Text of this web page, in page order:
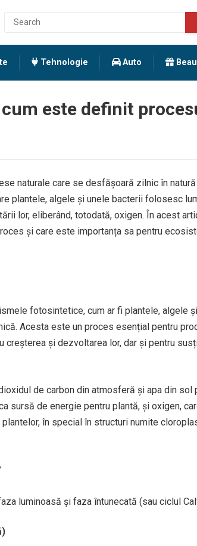
Tehnologie Auto
este definit
naturale care se desfășoară zilnic în
plantele, algele și unele bacterii folosesc
lor, eliberând, totodată, oxigen. În acest
și care este importanța sa pentru
fotosintetice, cum ar fi plantele, algele
Acesta este un proces esențial pentru
și dezvoltarea lor, dar și pentru
de carbon din atmosferă și apa din sol
sursă de energie pentru plantă, și oxigen,
în special în structuri numite
luminoasă și faza întunecată (sau ciclul